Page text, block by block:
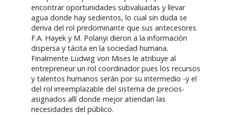
encontrar oportunidades subvaluadas y llevar
agua donde hay sedientos, lo cual sin duda se
deriva del rol predominante que sus antecesores
F.A. Hayek y M. Polanyi dieron a la información
dispersa y tácita en la sociedad humana.
Finalmente Ludwig von Mises le atribuye al
entrepreneur un rol coordinador pues los recursos
y talentos humanos serán por su intermedio -y el
del rol irreemplazable del sistema de precios-
asignados allí donde mejor atiendan las
necesidades del público.